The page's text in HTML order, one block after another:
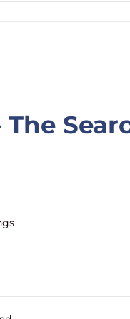
The